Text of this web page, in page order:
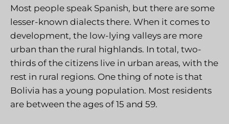
Most people speak Spanish, but there are some
lesser-known dialects there. When it comes to
development, the low-lying valleys are more
urban than the rural highlands. In total, two-
thirds of the citizens live in urban areas, with the
rest in rural regions. One thing of note is that
Bolivia has a young population. Most residents
are between the ages of 15 and 59.